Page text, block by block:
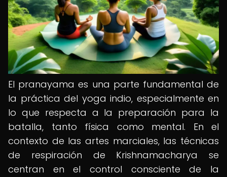
El pranayama es una parte fundamental de
la práctica del yoga indio, especialmente en
lo que respecta a la preparación para la
batalla, tanto física como mental. En el
contexto de las artes marciales, las técnicas
de respiración de Krishnamacharya se
centran en el control consciente de la